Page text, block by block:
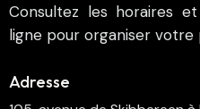
Consultez les horaires
ligne pour organiser votre
Adresse